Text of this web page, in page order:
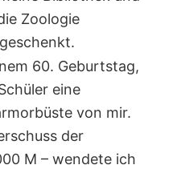
Zoologie
60. Geburtstag,
eine
von mir.
der
M – wendete ich